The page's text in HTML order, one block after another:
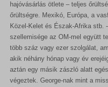
hajóvásárlás ötlete – teljes
őrültségre. Mexikó, Európa, a
Közel-Kelet és Észak-Afrika stb.
szellemisége az OM-mel együtt
több száz vagy ezer szolgálat,
akik néhány hónap vagy év
aztán egy másik zászló alatt
végeztek. George-nak mint a